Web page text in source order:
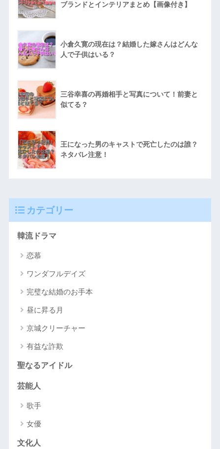
ブランドとインテリアまとめ【画像付き】
小倉久寛の現在は？結婚した嫁さんはどんな
人で子供はいる？
三谷幸喜の再婚相手と写真について！前妻と
似てる？
王になった男のキャストで死亡したのは誰？
ネタバレ注意！
カテゴリー
韓流ドラマ
恋慕
ワンダフルデイズ
完璧な結婚のお手本
昼に昇る月
京城クリーチャー
有益な詐欺
聖なるアイドル
芸能人
歌手
女優
文化人